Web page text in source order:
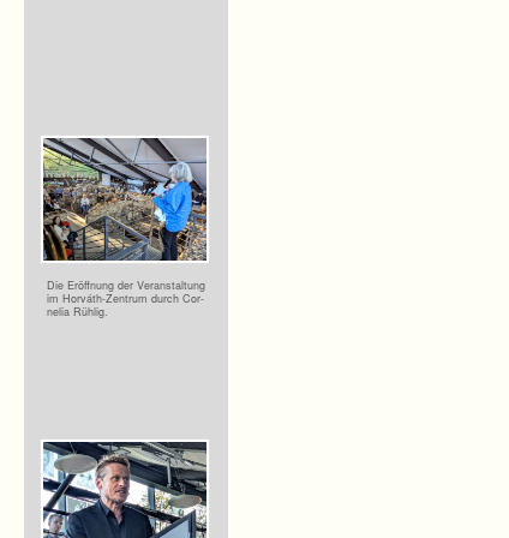
Die Eröff­nung der Ver­an­stal­tung
im Horváth-Zentrum durch Cor­
ne­lia Rühlig.